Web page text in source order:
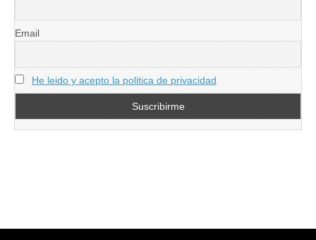
Email
He leido y acepto la politica de privacidad